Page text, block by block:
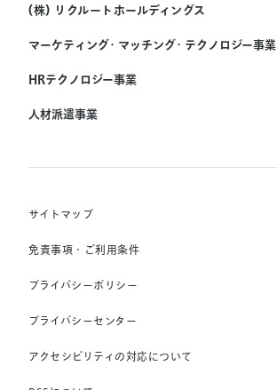
(株) リクルートホールディングス
マーケティング・マッチング・テクノロジー事業
(株) リクルート
HRテクノロジー事業
(株) インディードリクルートパートナーズ
Indeed, Inc.
人材派遣事業
(株) スタッフサービス・ホールディングス
Unique NV
Staffmark Group, LLC
サイトマップ
免責事項・ご利用条件
プライバシーポリシー
プライバシーセンター
アクセシビリティの対応について